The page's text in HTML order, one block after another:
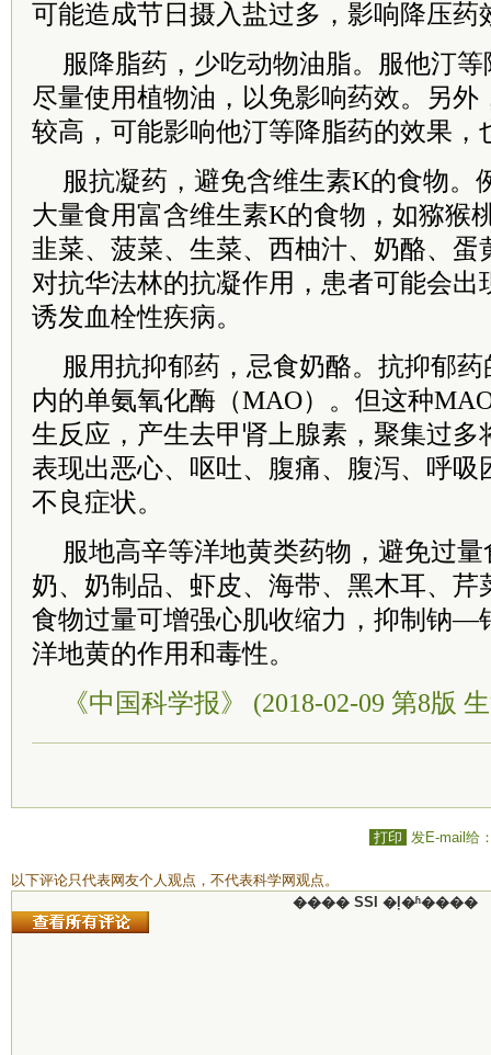
可能造成节日摄入盐过多，影响降压药
服降脂药，少吃动物油脂。服他汀
尽量使用植物油，以免影响药效。另外
较高，可能影响他汀等降脂药的效果，
服抗凝药，避免含维生素K的食物。
大量食用富含维生素K的食物，如猕猴
韭菜、菠菜、生菜、西柚汁、奶酪、蛋
对抗华法林的抗凝作用，患者可能会出
诱发血栓性疾病。
服用抗抑郁药，忌食奶酪。抗抑郁
内的单氨氧化酶（MAO）。但这种
生反应，产生去甲肾上腺素，聚集过多
表现出恶心、呕吐、腹痛、腹泻、呼吸
不良症状。
服地高辛等洋地黄类药物，避免过
奶、奶制品、虾皮、海带、黑木耳、芹
食物过量可增强心肌收缩力，抑制钠—
洋地黄的作用和毒性。
《中国科学报》 (2018-02-09 第8版
打印 发E-mail给
以下评论只代表网友个人观点，不代表科学网观点。
���� SSI �ļ�ʱ����